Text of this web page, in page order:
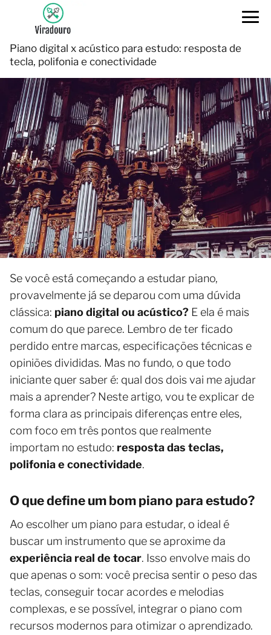
Piano digital x acústico para estudo: resposta de
tecla, polifonia e conectividade
Se você está começando a estudar piano,
provavelmente já se deparou com uma dúvida
clássica: piano digital ou acústico? E ela é mais
comum do que parece. Lembro de ter ficado
perdido entre marcas, especificações técnicas e
opiniões divididas. Mas no fundo, o que todo
iniciante quer saber é: qual dos dois vai me ajudar
mais a aprender? Neste artigo, vou te explicar de
forma clara as principais diferenças entre eles,
com foco em três pontos que realmente
importam no estudo: resposta das teclas,
polifonia e conectividade.
O que define um bom piano para estudo?
Ao escolher um piano para estudar, o ideal é
buscar um instrumento que se aproxime da
experiência real de tocar. Isso envolve mais do
que apenas o som: você precisa sentir o peso das
teclas, conseguir tocar acordes e melodias
complexas, e se possível, integrar o piano com
recursos modernos para otimizar o aprendizado.